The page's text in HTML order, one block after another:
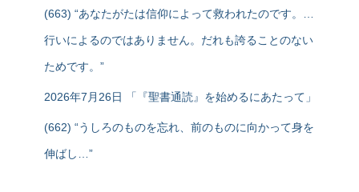
(663) “あなたがたは信仰によって救われたのです。…
行いによるのではありません。だれも誇ることのない
ためです。”
2026年7月26日 「『聖書通読』を始めるにあたって」
(662) “うしろのものを忘れ、前のものに向かって身を
伸ばし…”